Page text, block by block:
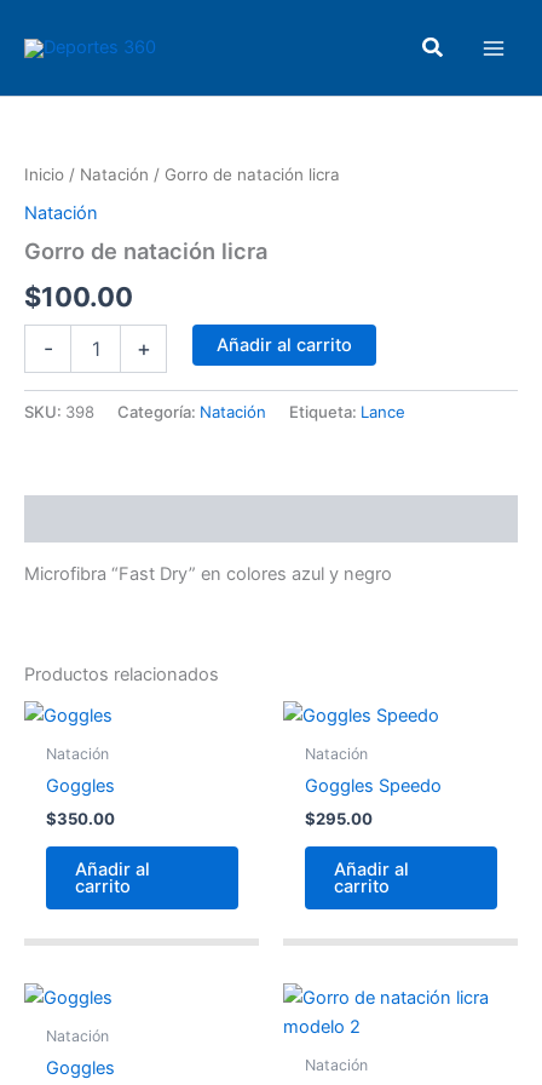
Buscar
Inicio / Natación / Gorro de natación licra
Natación
Gorro de natación licra
$100.00
-
licra
cantidad
+ Añadir al carrito
SKU: 398 Categoría: Natación Etiqueta: Lance
Microfibra “Fast Dry” en colores azul y negro
Productos relacionados
Natación
Goggles
$350.00
Añadir al
carrito
Natación
Goggles Speedo
$295.00
Añadir al
carrito
Natación
Goggles Natación